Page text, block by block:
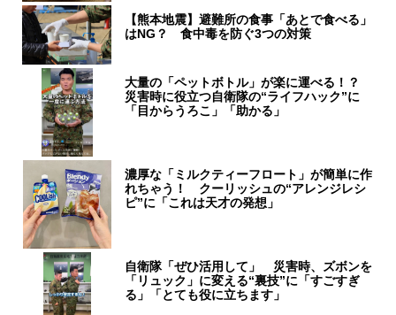
【熊本地震】避難所の食事「あとで食べる」
はNG？ 食中毒を防ぐ3つの対策
大量の「ペットボトル」が楽に運べる！？
災害時に役立つ自衛隊の“ライフハック”に
「目からうろこ」「助かる」
濃厚な「ミルクティーフロート」が簡単に作
れちゃう！ クーリッシュの“アレンジレシ
ピ”に「これは天才の発想」
自衛隊「ぜひ活用して」 災害時、ズボンを
「リュック」に変える“裏技”に「すごすぎ
る」「とても役に立ちます」